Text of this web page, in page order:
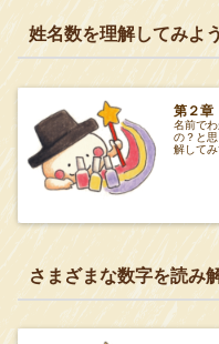
姓名数を理解してみよう
第２章
名前で
の？と
解して
さまざまな数字を読み